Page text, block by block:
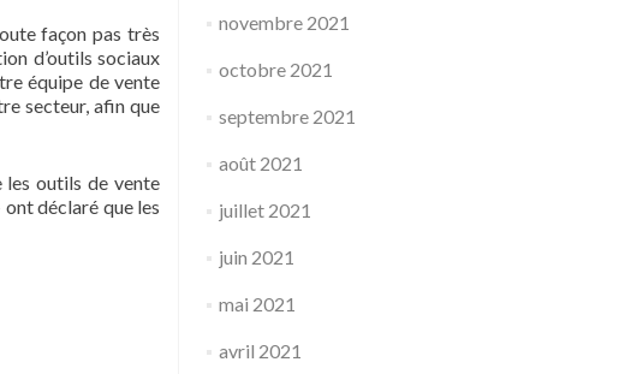
façon pas très
d’outils sociaux
équipe de vente
secteur, afin que
les outils de vente
déclaré que les
novembre 2021
octobre 2021
septembre 2021
août 2021
juillet 2021
juin 2021
mai 2021
avril 2021